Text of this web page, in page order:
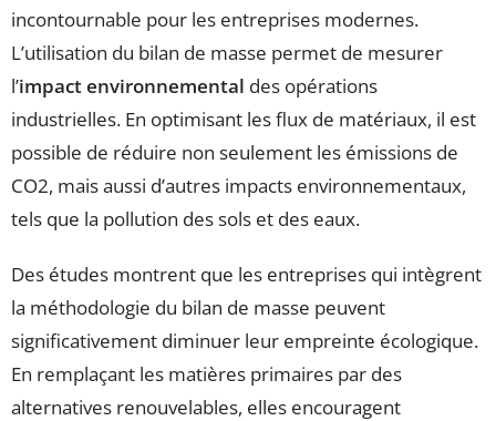
incontournable pour les entreprises modernes.
L’utilisation du bilan de masse permet de mesurer
l’impact environnemental des opérations
industrielles. En optimisant les flux de matériaux, il est
possible de réduire non seulement les émissions de
CO2, mais aussi d’autres impacts environnementaux,
tels que la pollution des sols et des eaux.
Des études montrent que les entreprises qui intègrent
la méthodologie du bilan de masse peuvent
significativement diminuer leur empreinte écologique.
En remplaçant les matières primaires par des
alternatives renouvelables, elles encouragent